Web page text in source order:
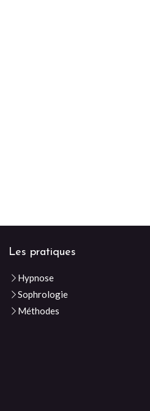
Les pratiques
Hypnose
Sophrologie
Méthodes